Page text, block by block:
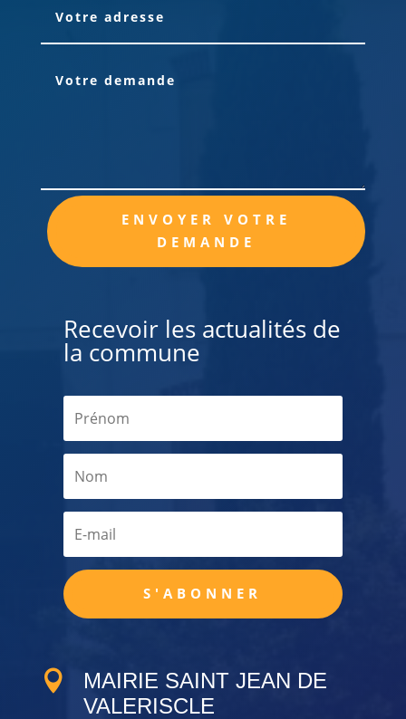
ENVOYER VOTRE
DEMANDE
Alternative:
Recevoir les actualités de
la commune
S'ABONNER

MAIRIE SAINT JEAN DE
VALERISCLE